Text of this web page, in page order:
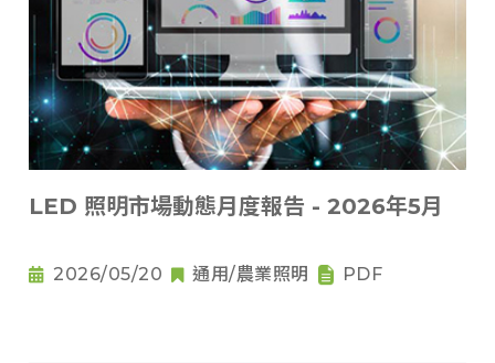
LED 照明市場動態月度報告 - 2026年5月
2026/05/20 通用/農業照明 PDF